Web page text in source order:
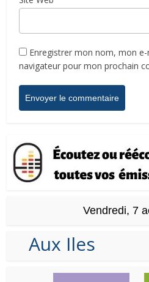
Enregistrer mon nom, mon
navigateur pour mon prochain
Vendredi, 7
Aux Iles